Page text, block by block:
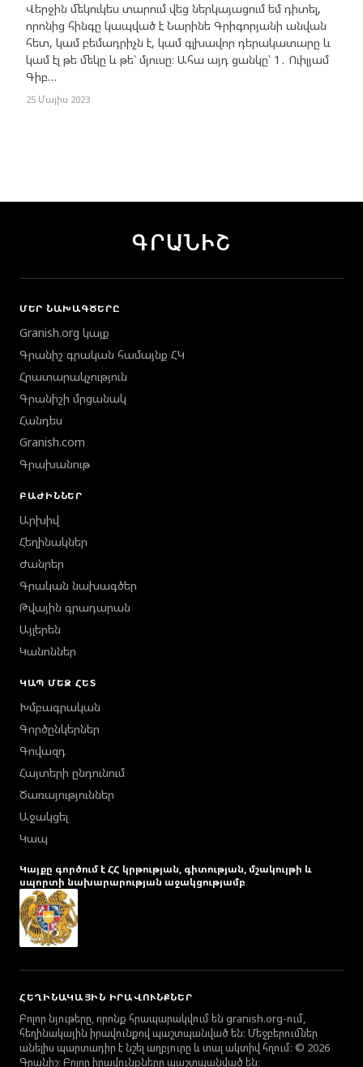
Վերջին մեկուկես տարում վեց ներկայացում եմ դիտել,
որոնից հինգը կապված է Նարինե Գրիգորյանի անվան
հետ, կամ բեմադրիչն է, կամ գլխավոր դերակատարը և
կամ էլ թե մեկը և թե՝ մյուսը։ Ահա այդ ցանկը՝ 1․ Ուիլյամ
Գիբ…
25 Մայիս 2023
ԳՐԱՆԻՇ
ՄԵՐ ՆԱԽԱԳԾԵՐԸ
Granish.org կայք
Գրանիշ գրական համայնք ՀԿ
Հրատարակչություն
Գրանիշի մրցանակ
Հանդես
Granish.com
Գրախանութ
ԲԱԺԻՆՆԵՐ
Արխիվ
Հեղինակներ
Ժանրեր
Գրական նախագծեր
Թվային գրադարան
Այլերեն
Կանոններ
ԿԱՊ ՄԵԶ ՀԵՏ
Խմբագրական
Գործընկերներ
Գովազդ
Հայտերի ընդունում
Ծառայություններ
Աջակցել
Կապ
Կայքը գործում է ՀՀ կրթության, գիտության, մշակույթի և
սպորտի նախարարության աջակցությամբ
ՀԵՂԻՆԱԿԱՅԻՆ ԻՐԱՎՈՒՆՔՆԵՐ
Բոլոր նյութերը, որոնք հրապարակվում են granish.org-ում,
հեղինակային իրավունքով պաշտպանված են։ Մեջբերումներ
անելիս պարտադիր է նշել աղբյուրը և տալ ակտիվ հղում։ © 2026
Գրանիշ։ Բոլոր իրավունքները պաշտպանված են։